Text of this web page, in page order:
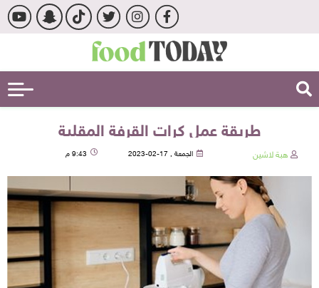
طريقة عمل كرات القرفة المقلية
هبة لاشين الجمعة , 17-02-2023 9:43 م